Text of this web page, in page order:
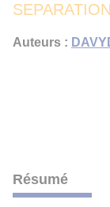
Auteurs :
Résumé